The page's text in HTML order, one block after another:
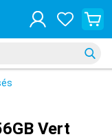
Vert